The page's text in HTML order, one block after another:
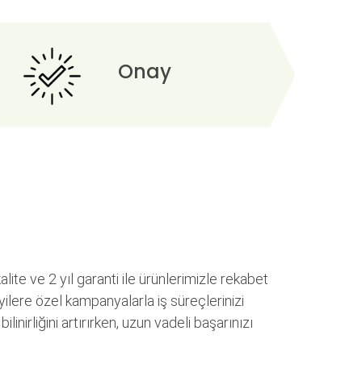
Onay
ve 2 yıl garanti ile ürünlerimizle rekabet
özel kampanyalarla iş süreçlerinizi
artırırken, uzun vadeli başarınızı